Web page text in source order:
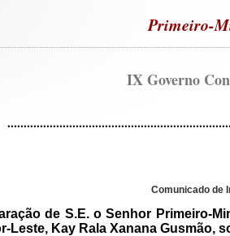
Primeiro-
IX Governo
Comunicado de
de S.E. o Senhor Primeiro-
Leste, Kay Rala Xanana Gusmão,